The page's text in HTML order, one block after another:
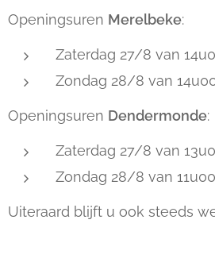
Openingsuren Merelbeke:
Zaterdag 27/8 van
Zondag 28/8 van
Openingsuren Dendermonde:
Zaterdag 27/8 van
Zondag 28/8 van
Uiteraard blijft u ook steeds